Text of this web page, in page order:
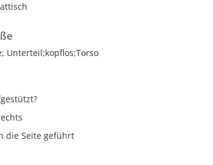
attisch
Unterteil;kopflos;Torso
die Seite geführt